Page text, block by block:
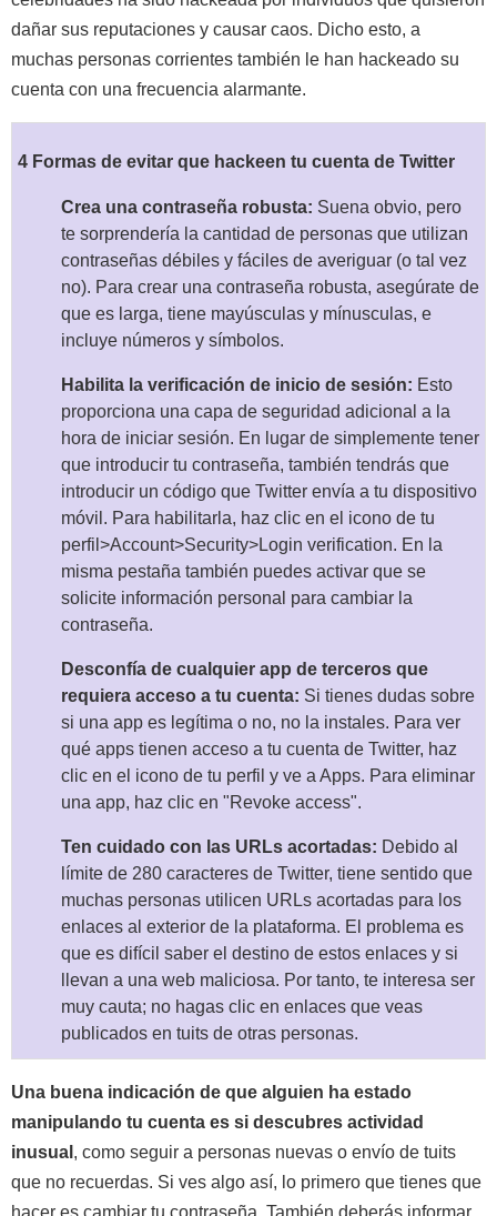
dañar sus reputaciones y causar caos. Dicho esto, a
muchas personas corrientes también le han hackeado su
cuenta con una frecuencia alarmante.
4 Formas de evitar que hackeen tu cuenta de Twitter
Crea una contraseña robusta: Suena obvio, pero
te sorprendería la cantidad de personas que utilizan
contraseñas débiles y fáciles de averiguar (o tal vez
no). Para crear una contraseña robusta, asegúrate de
que es larga, tiene mayúsculas y mínusculas, e
incluye números y símbolos.
Habilita la verificación de inicio de sesión: Esto
proporciona una capa de seguridad adicional a la
hora de iniciar sesión. En lugar de simplemente tener
que introducir tu contraseña, también tendrás que
introducir un código que Twitter envía a tu dispositivo
móvil. Para habilitarla, haz clic en el icono de tu
perfil>Account>Security>Login verification. En la
misma pestaña también puedes activar que se
solicite información personal para cambiar la
contraseña.
Desconfía de cualquier app de terceros que
requiera acceso a tu cuenta: Si tienes dudas sobre
si una app es legítima o no, no la instales. Para ver
qué apps tienen acceso a tu cuenta de Twitter, haz
clic en el icono de tu perfil y ve a Apps. Para eliminar
una app, haz clic en "Revoke access".
Ten cuidado con las URLs acortadas: Debido al
límite de 280 caracteres de Twitter, tiene sentido que
muchas personas utilicen URLs acortadas para los
enlaces al exterior de la plataforma. El problema es
que es difícil saber el destino de estos enlaces y si
llevan a una web maliciosa. Por tanto, te interesa ser
muy cauta; no hagas clic en enlaces que veas
publicados en tuits de otras personas.
Una buena indicación de que alguien ha estado
manipulando tu cuenta es si descubres actividad
inusual , como seguir a personas nuevas o envío de tuits
que no recuerdas. Si ves algo así, lo primero que tienes que
hacer es cambiar tu contraseña. También deberás informar